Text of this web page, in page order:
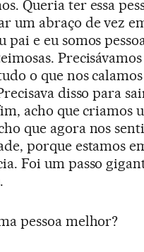
Queria ter essa
um abraço de vez
pai e eu somos
o que nos
disso para
acho que criamos
que agora nos
porque estamos
Foi um passo
pessoa melhor?